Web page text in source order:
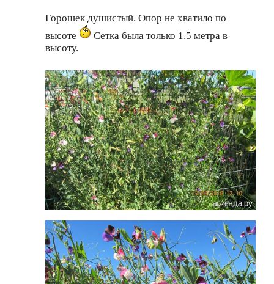
Горошек душистый. Опор не хватило по
высоте
Сетка была только 1.5 метра в
высоту.